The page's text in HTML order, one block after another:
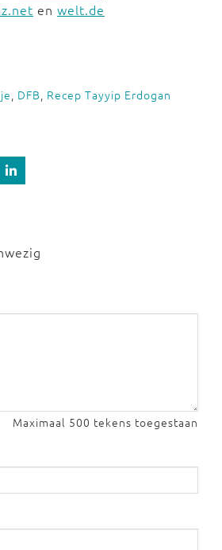
en welt.de
, DFB, Recep Tayyip Erdogan
Maximaal 500 tekens toegestaan